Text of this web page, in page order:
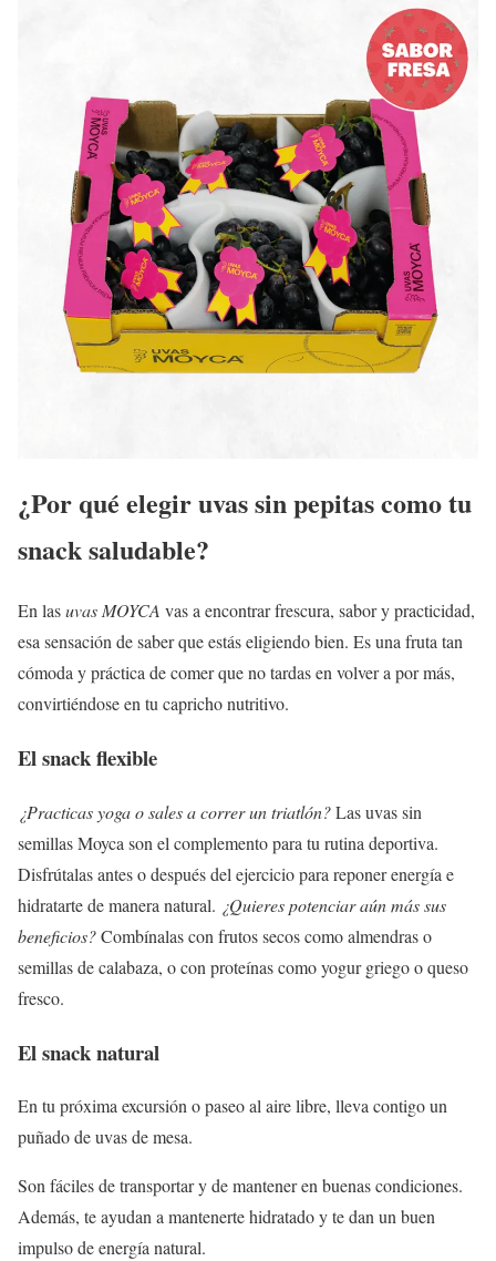
¿Por qué elegir uvas sin pepitas como tu
snack saludable?
En lasuvas MOYCA vas a encontrar frescura, sabor y practicidad,
esa sensación de saber que estás eligiendo bien. Es una fruta tan
cómoda y práctica de comer que no tardas en volver a por más,
convirtiéndose en tu capricho nutritivo.
El snack flexible
¿Practicas yoga o sales a correr un triatlón?Las uvas sin
semillas Moyca son el complemento para tu rutina deportiva.
Disfrútalas antes o después del ejercicio para reponer energía e
hidratarte de manera natural. ¿Quieres potenciar aún más sus
beneficios?Combínalas con frutos secos como almendras o
semillas de calabaza, o con proteínas como yogur griego o queso
fresco.
El snack natural
En tu próxima excursión o paseo al aire libre, lleva contigo un
puñado de uvas de mesa.
Son fáciles de transportar y de mantener en buenas condiciones.
Además, te ayudan a mantenerte hidratado y te dan un buen
impulso de energía natural.